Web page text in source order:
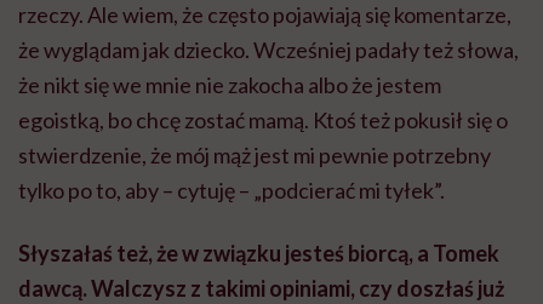
rzeczy.Alewiem, że często pojawiają się komentarze,
że wyglądam jak dziecko. Wcześniej padały też słowa,
że nikt się we mnie nie zakocha albo że jestem
egoistką, bo chcę zostać mamą. Ktoś też pokusił się o
stwierdzenie, że mój mąż jest mi pewnie potrzebny
tylko po to, aby – cytuję – „podcierać mi tyłek”.
Słyszałaś też, że w związku jesteś biorcą, a Tomek
dawcą. Walczysz z takimi opiniami, czy doszłaś już